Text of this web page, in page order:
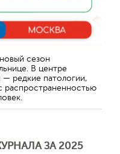
сезон
В центре
— редкие патологии,
распространенностью
ЗА 2025
Отправить